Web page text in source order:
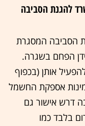
להגנת הסביבה
הסביבה המסגרת
הפחם בשגרה.
אותן (בכפוף
אספקת החשמל
דרש אישור גם
בלבד כמו